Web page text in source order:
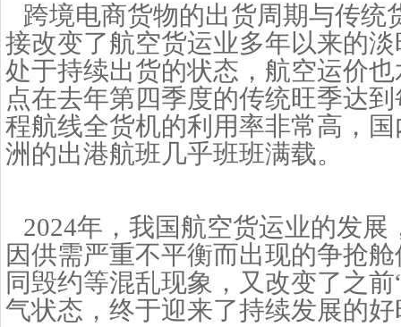
跨境电商货物的出货周期与传统
接改变了航空货运业多年以来的
处于持续出货的状态，航空运价
点在去年第四季度的传统旺季达
程航线全货机的利用率非常高，
洲的出港航班几乎班班满载。
2024年，我国航空货运业的发展
因供需严重不平衡而出现的争抢
同毁约等混乱现象，又改变了之
气状态，终于迎来了持续发展的